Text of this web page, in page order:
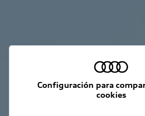
Configuración para
cookies